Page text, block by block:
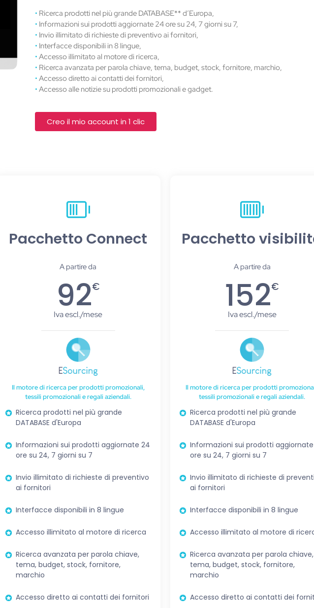
• Ricerca prodotti nel più grande DATABASE** d’Europa,
• Informazioni sui prodotti aggiornate 24 ore su 24, 7 giorni su 7,
• Invio illimitato di richieste di preventivo ai fornitori,
• Interfacce disponibili in 8 lingue,
• Accesso illimitato al motore di ricerca,
• Ricerca avanzata per parola chiave, tema, budget, stock, fornitore, marchio,
• Accesso diretto ai contatti dei fornitori,
• Accesso alle notizie su prodotti promozionali e gadget.
Creo il mio account in 1 clic
Pacchetto Connect
A partire da
92€
Iva escl./mese
Il motore di ricerca per prodotti promozionali,
tessili promozionali e regali aziendali.
Ricerca prodotti nel più grande
DATABASE d'Europa
Informazioni sui prodotti aggiornate 24
ore su 24, 7 giorni su 7
Invio illimitato di richieste di preventivo
ai fornitori
Interfacce disponibili in 8 lingue
Accesso illimitato al motore di ricerca
Ricerca avanzata per parola chiave,
tema, budget, stock, fornitore,
marchio
Accesso diretto ai contatti dei fornitori
Pacchetto
A partire da
152€
Iva escl./mese
Il motore di ricerca per prodotti
tessili promozionali e regali aziendali.
Ricerca prodotti nel più grande
DATABASE d'Europa
Informazioni sui prodotti
ore su 24, 7 giorni su 7
Invio illimitato di richieste di
ai fornitori
Interfacce disponibili in 8 lingue
Accesso illimitato al motore di
Ricerca avanzata per parola chiave,
tema, budget, stock, fornitore,
marchio
Accesso diretto ai contatti dei